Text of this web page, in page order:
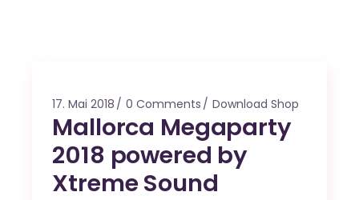
17. Mai 2018 0 Comments Download Shop
Mallorca Megaparty
2018 powered by
Xtreme Sound